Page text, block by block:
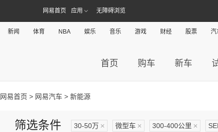
网易首页 应用 无障碍浏览
新闻 体育 NBA 娱乐 音乐 游戏 财经 股票 汽
首页 购车 新车
网易首页 > 网易汽车 > 新能源
筛选条件 30-50万 × 微型车 × 300-400公里 ×